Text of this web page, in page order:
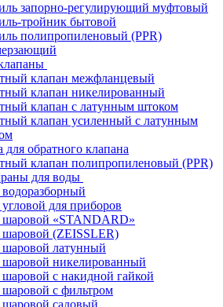
запорно-регулирующий муфтовый
тройник бытовой
полипропиленовый (PPR)
клапан межфланцевый
клапан никелированный
клапан с латунным штоком
клапан усиленный с латунным
для обратного клапана
клапан полипропиленовый (PPR)
для воды
для приборов
«STANDARD»
(ZEISSLER)
латунный
никелированный
с накидной гайкой
с фильтром
садовый